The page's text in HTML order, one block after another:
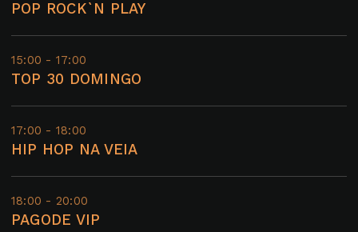
POP ROCK`N PLAY
15:00 - 17:00
TOP 30 DOMINGO
17:00 - 18:00
HIP HOP NA VEIA
18:00 - 20:00
PAGODE VIP